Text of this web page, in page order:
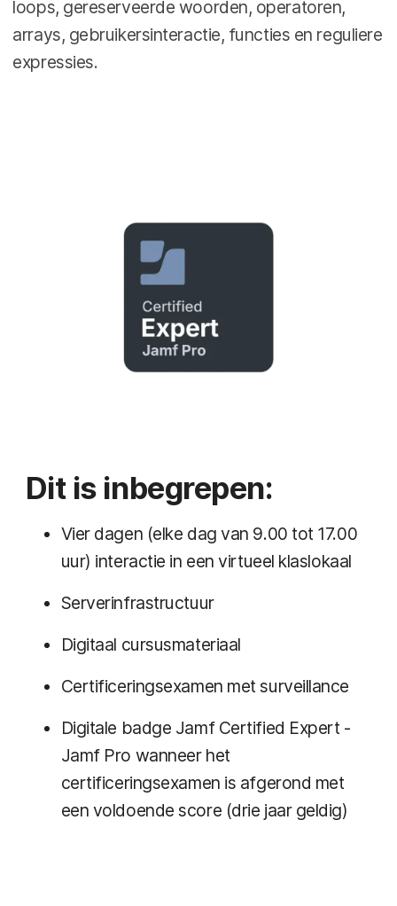
loops, gereserveerde woorden, operatoren,
arrays, gebruikersinteractie, functies en reguliere
expressies.
Dit is inbegrepen:
Vier dagen (elke dag van 9.00 tot 17.00
uur) interactie in een virtueel klaslokaal
Serverinfrastructuur
Digitaal cursusmateriaal
Certificeringsexamen met surveillance
Digitale badge Jamf Certified Expert -
Jamf Pro wanneer het
certificeringsexamen is afgerond met
een voldoende score (drie jaar geldig)